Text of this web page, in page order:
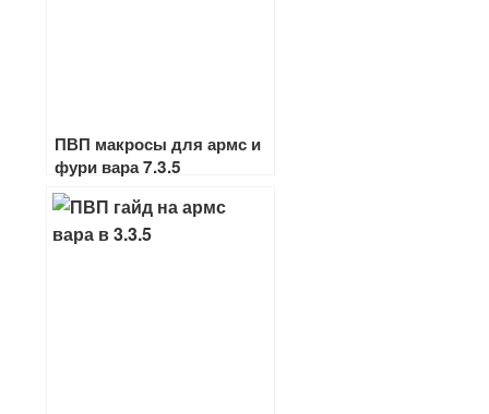
ПВП макросы для армс и
фури вара 7.3.5